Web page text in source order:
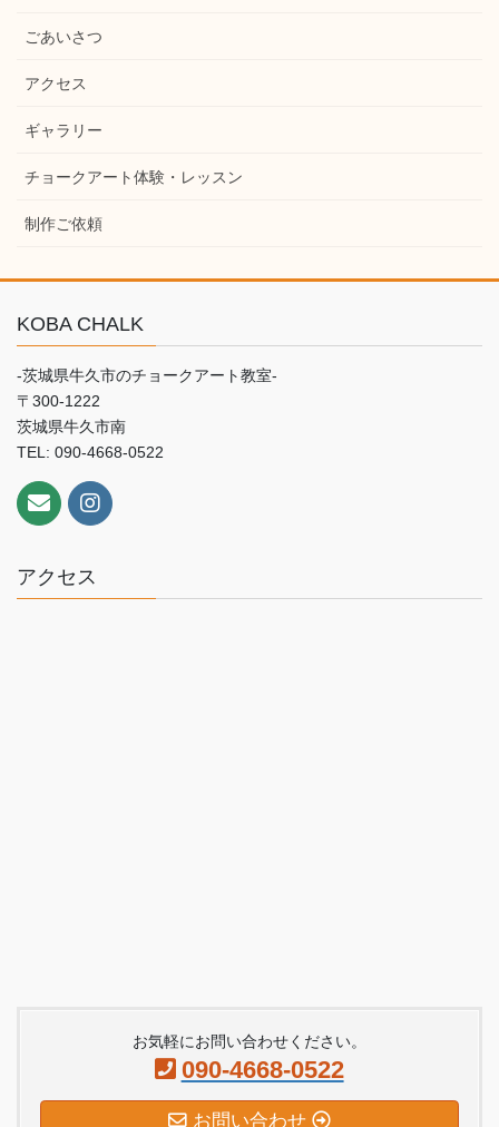
ごあいさつ
アクセス
ギャラリー
チョークアート体験・レッスン
制作ご依頼
KOBA CHALK
-茨城県牛久市のチョークアート教室-
〒300-1222
茨城県牛久市南
TEL: 090-4668-0522
アクセス
お気軽にお問い合わせください。
090-4668-0522
お問い合わせ